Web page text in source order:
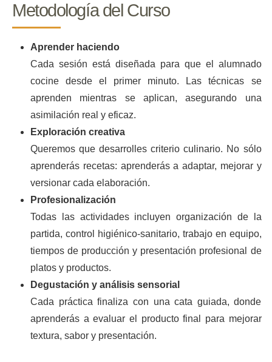
Metodología del Curso
Aprender haciendo
Cada sesión está diseñada para que el alumnado
cocine desde el primer minuto. Las técnicas se
aprenden mientras se aplican, asegurando una
asimilación real y eficaz.
Exploración creativa
Queremos que desarrolles criterio culinario. No sólo
aprenderás recetas: aprenderás a adaptar, mejorar y
versionar cada elaboración.
Profesionalización
Todas las actividades incluyen organización de la
partida, control higiénico-sanitario, trabajo en equipo,
tiempos de producción y presentación profesional de
platos y productos.
Degustación y análisis sensorial
Cada práctica finaliza con una cata guiada, donde
aprenderás a evaluar el producto final para mejorar
textura, sabor y presentación.